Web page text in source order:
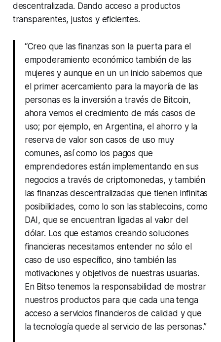
descentralizada. Dando acceso a productos
transparentes, justos y eficientes.
“Creo que las finanzas son la puerta para el
empoderamiento económico también de las
mujeres y aunque en un un inicio sabemos que
el primer acercamiento para la mayoría de las
personas es la inversión a través de Bitcoin,
ahora vemos el crecimiento de más casos de
uso; por ejemplo, en Argentina, el ahorro y la
reserva de valor son casos de uso muy
comunes, así como los pagos que
emprendedores están implementando en sus
negocios a través de criptomonedas, y también
las finanzas descentralizadas que tienen infinitas
posibilidades, como lo son las stablecoins, como
DAI, que se encuentran ligadas al valor del
dólar. Los que estamos creando soluciones
financieras necesitamos entender no sólo el
caso de uso específico, sino también las
motivaciones y objetivos de nuestras usuarias.
En Bitso tenemos la responsabilidad de mostrar
nuestros productos para que cada una tenga
acceso a servicios financieros de calidad y que
la tecnología quede al servicio de las personas.”